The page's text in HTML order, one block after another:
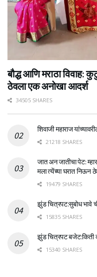
बौद्ध आणि मराठा विवाह:
ठेवला एक अनोखा आदर्श
34505 SHARES
शिवाजी महाराज
21218 SHARES
जात अन जातीचा पेट:
मला त्येंच्या घरात निऊन
19479 SHARES
झुंड चित्रपट:सुबोध भावे
15835 SHARES
झुंड चित्रपट बजेट:किती
15340 SHARES